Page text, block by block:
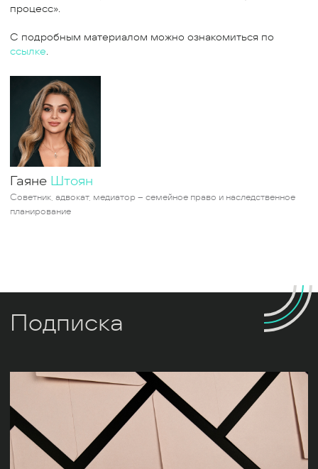
процесс».
С подробным материалом можно ознакомиться по
ссылке.
Гаяне Штоян
Советник, адвокат, медиатор – семейное право и наследственное
планирование
Подписка